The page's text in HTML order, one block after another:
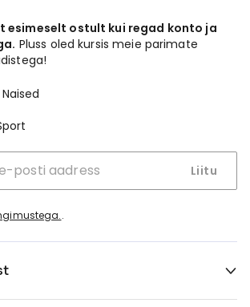
esimeselt ostult kui regad konto ja
Pluss oled kursis meie parimate
Naised
Liitu
.